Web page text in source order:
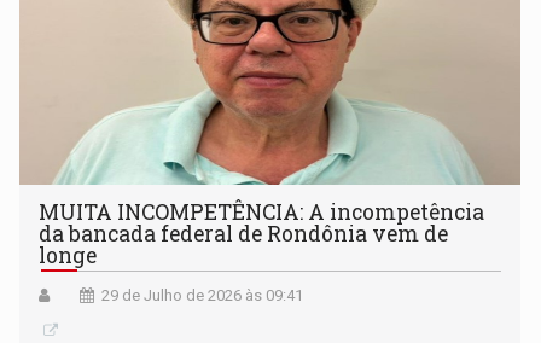
MUITA INCOMPETÊNCIA: A incompetência
da bancada federal de Rondônia vem de
longe
29 de Julho de 2026 às 09:41